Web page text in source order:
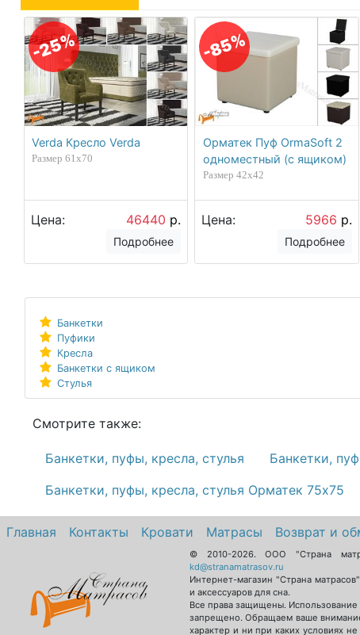
-25%
Verda Кресло Verda
Размер 61х70
Цена: 46440 р.
Подробнее
-85%
Орматек Пуф OrmaSoft 2
одноместный (с ящиком)
Размер 42х42
Цена: 5966 р.
Подробнее
Банкетки
Пуфики
Кресла
Банкетки с ящиком
Стулья
Смотрите также:
Банкетки, пуфы, кресла, стулья Банкетки,
Банкетки, пуфы, кресла, стулья Орматек 75х75
Главная Контакты Кровати Матрасы Возврат и
© 2010-2026.ООО "Страна
kd@stranamatrasov.ru
Интернет-магазин "Страна
и аксессуаров для сна.
Все права защищены. Использование
запрещено. Обращаем ваше
характер и ни при каких условиях